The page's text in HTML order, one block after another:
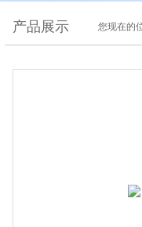
产品展示 您现在的